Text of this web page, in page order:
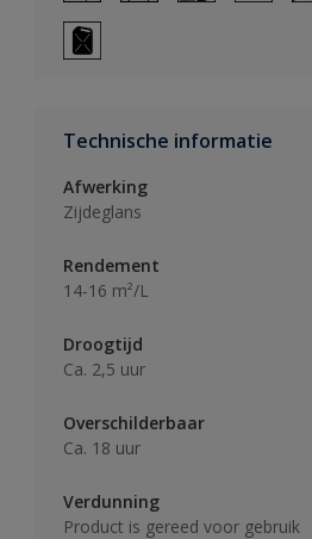
Technische informatie
Afwerking
Zijdeglans
Rendement
14-16 m²/L
Droogtijd
Ca. 2,5 uur
Overschilderbaar
Ca. 18 uur
Verdunning
Product is gereed voor gebruik